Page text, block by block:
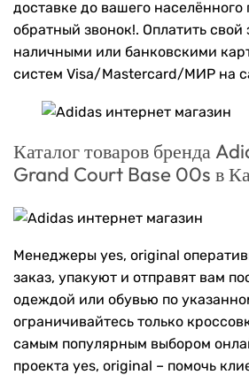
доставке до вашего
обратный звонок!. Оплатить
наличными или банковскими
систем Visa/Mastercard/МИР на
Каталог товаров бренда
Grand Court Base 00s в
Менеджеры yes, original
заказ, упакуют и отправят вам
одеждой или обувью по
ограничивайтесь только
самым популярным выбором
проекта yes, original – помочь